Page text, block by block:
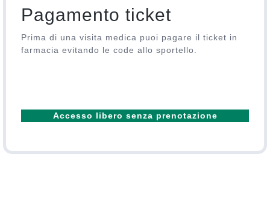
Pagamento ticket
Prima di una visita medica puoi pagare il ticket in
farmacia evitando le code allo sportello.
Accesso libero senza prenotazione